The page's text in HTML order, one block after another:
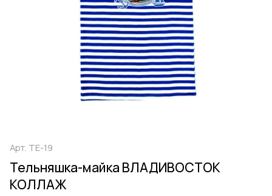
Арт. ТЕ-19
Тельняшка-майка ВЛАДИВОСТОК
КОЛЛАЖ